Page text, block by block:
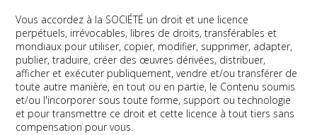
Vous accordez à la SOCIÉTÉ un droit et une licence
perpétuels, irrévocables, libres de droits, transférables et
mondiaux pour utiliser, copier, modifier, supprimer, adapter,
publier, traduire, créer des œuvres dérivées, distribuer,
afficher et exécuter publiquement, vendre et/ou transférer de
toute autre manière, en tout ou en partie, le Contenu soumis
et/ou l'incorporer sous toute forme, support ou technologie
et pour transmettre ce droit et cette licence à tout tiers sans
compensation pour vous.